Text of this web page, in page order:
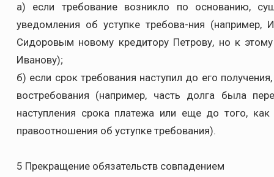
а) если требование возникло по основанию,
уведомления об уступке требова-ния (например,
Сидоровым новому кредитору Петрову, но к
Иванову);
б) если срок требования наступил до его
востребования (например, часть долга была
наступления срока платежа или еще до того,
правоотношения об уступке требования).
5 Прекращение обязательств совпадением